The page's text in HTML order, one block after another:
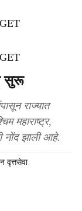
सुरू
राज्यात
महाराष्ट्र,
नोंद झाली आहे.
वृत्तसेवा